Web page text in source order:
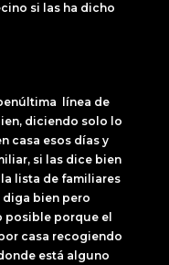
si las ha dicho
línea de
diciendo solo lo
casa esos días y
si las dice bien
lista de familiares
diga bien pero
posible porque el
casa recogiendo
está alguno